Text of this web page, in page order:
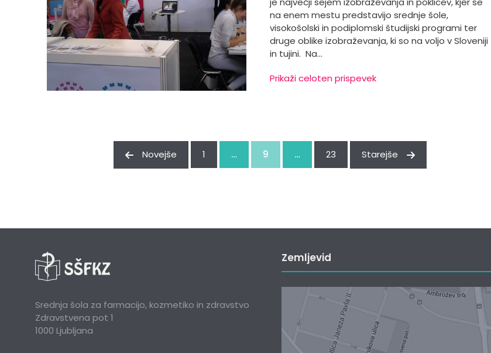
na enem mestu predstavijo srednje šole,
visokošolski in podiplomski študijski programi ter
druge oblike izobraževanja, ki so na voljo v Sloveniji
in tujini. Na…
Prikaži celoten prispevek
Novejše 1 … 9 … 23 Starejše
Srednja šola za farmacijo, kozmetiko in zdravstvo
Zdravstvena pot 1
1000 Ljubljana
Zemljevid